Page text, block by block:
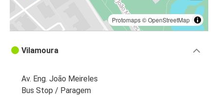
Protomaps©OpenStreetMap
Vilamoura
Av. Eng. João Meireles
Bus Stop / Paragem